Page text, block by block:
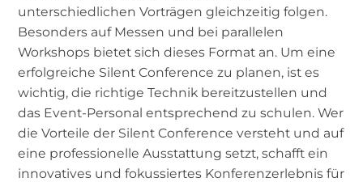
unterschiedlichen Vorträgen gleichzeitig folgen.
Besonders auf Messen und bei parallelen
Workshops bietet sich dieses Format an. Um eine
erfolgreiche Silent Conference zu planen, ist es
wichtig, die richtige Technik bereitzustellen und
das Event-Personal entsprechend zu schulen. Wer
die Vorteile der Silent Conference versteht und auf
eine professionelle Ausstattung setzt, schafft ein
innovatives und fokussiertes Konferenzerlebnis für